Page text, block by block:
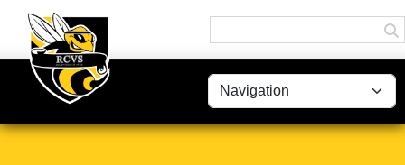
Panneau de gestion des cookies